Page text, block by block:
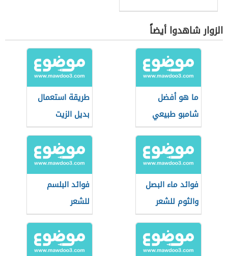
الزوار شاهدوا أيضاً
ما هو أفضل
شامبو طبيعي
للشعر الدهني
طريقة استعمال
بديل الزيت
فوائد ماء البصل
والثوم للشعر
فوائد البلسم
للشعر